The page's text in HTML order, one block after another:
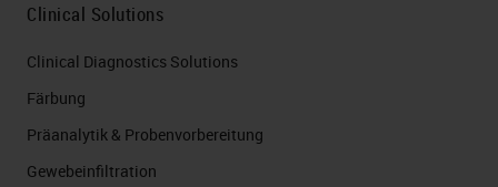
Clinical Solutions
Clinical Diagnostics Solutions
Färbung
Präanalytik & Probenvorbereitung
Gewebeinfiltration